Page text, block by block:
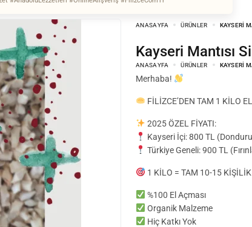
ANASAYFA ÜRÜNLER KAYSERI
Kayseri Mantısı
ANASAYFA ÜRÜNLER KAYSERI
Merhaba!
FİLİZCE’DEN TAM 1 KİLO
2025 ÖZEL FİYATI:
Kayseri İçi: 800 TL
Türkiye Geneli: 900 TL
1 KİLO = TAM 10-15
%100 El Açması
Organik Malzeme
Hiç Katkı Yok